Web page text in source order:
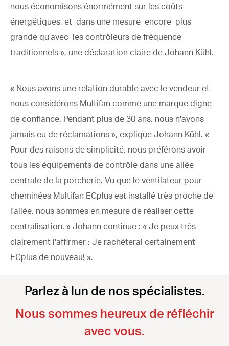
nous économisons énormément sur les coûts
énergétiques, et dans une mesure encore plus
grande qu’avec les contrôleurs de fréquence
traditionnels », une déclaration claire de Johann Kühl.
« Nous avons une relation durable avec le vendeur et
nous considérons Multifan comme une marque digne
de confiance. Pendant plus de 30 ans, nous n'avons
jamais eu de réclamations », explique Johann Kühl. «
Pour des raisons de simplicité, nous préférons avoir
tous les équipements de contrôle dans une allée
centrale de la porcherie. Vu que le ventilateur pour
cheminées Multifan ECplus est installé très proche de
l'allée, nous sommes en mesure de réaliser cette
centralisation. » Johann continue : « Je peux très
clairement l'affirmer : Je rachèterai certainement
ECplus de nouveau! ».
Parlez à lun de nos spécialistes.
Nous sommes heureux de réfléchir
avec vous.